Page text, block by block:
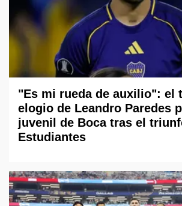
"Es mi rueda de auxilio": el
elogio de Leandro Paredes
juvenil de Boca tras el
Estudiantes